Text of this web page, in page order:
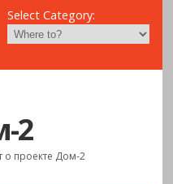
Select Category:
2
о проекте Дом-2